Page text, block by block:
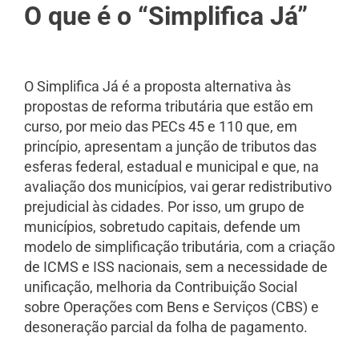
O que é o “Simplifica Já”
O Simplifica Já é a proposta alternativa às
propostas de reforma tributária que estão em
curso, por meio das PECs 45 e 110 que, em
princípio, apresentam a junção de tributos das
esferas federal, estadual e municipal e que, na
avaliação dos municípios, vai gerar redistributivo
prejudicial às cidades. Por isso, um grupo de
municípios, sobretudo capitais, defende um
modelo de simplificação tributária, com a criação
de ICMS e ISS nacionais, sem a necessidade de
unificação, melhoria da Contribuição Social
sobre Operações com Bens e Serviços (CBS) e
desoneração parcial da folha de pagamento.